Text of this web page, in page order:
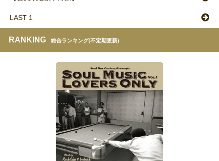
LAST 1
RANKING 総合ランキング(不定期更新)